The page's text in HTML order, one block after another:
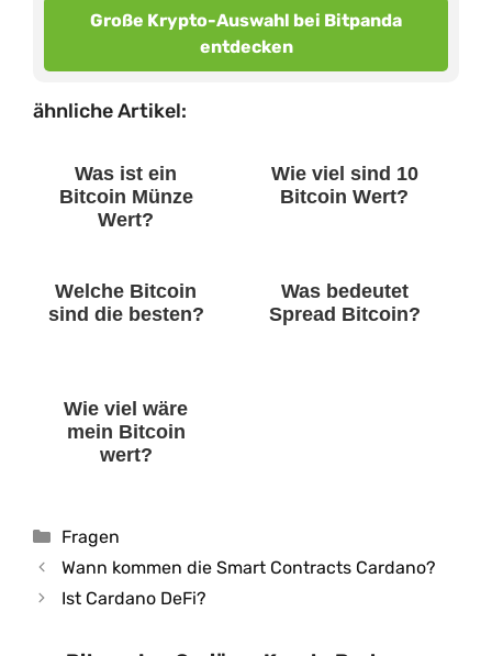
Große Krypto-Auswahl bei Bitpanda
entdecken
ähnliche Artikel:
Was ist ein
Bitcoin Münze
Wert?
Wie viel sind 10
Bitcoin Wert?
Welche Bitcoin
sind die besten?
Was bedeutet
Spread Bitcoin?
Wie viel wäre
mein Bitcoin
wert?
Kategorien
Fragen
Wann kommen die Smart Contracts Cardano?
Ist Cardano DeFi?